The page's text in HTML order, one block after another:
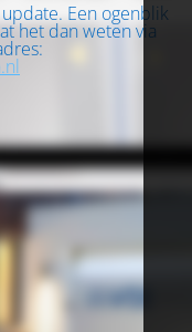
Een ogenblik
het dan weten via